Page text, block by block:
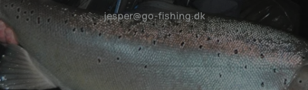
jesper@go-fishing.dk